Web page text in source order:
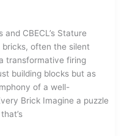
CBECL’s Stature
bricks, often the silent
transformative firing
building blocks but as
of a well-
Brick Imagine a puzzle